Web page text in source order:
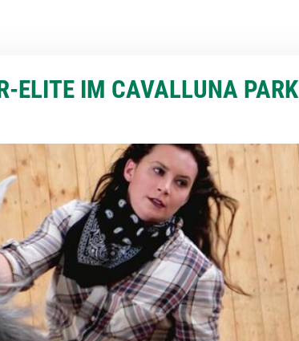
ELITE IM CAVALLUNA PARK